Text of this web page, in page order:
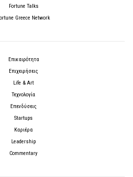
Fortune Talks
Greece Network
Επικαιρότητα
Επιχειρήσεις
Life & Art
Τεχνολογία
Επενδύσεις
Startups
Καριέρα
Leadership
Commentary